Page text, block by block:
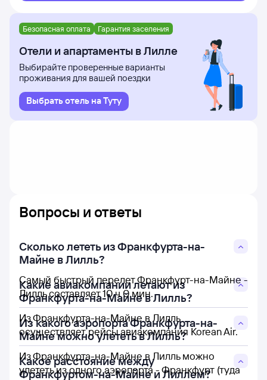
к поиску авиабилетов.
В таблице есть следующая информация: время вылета
из Франкфурта-на-Майне и прилёта в Лилль, время
в пути, номера рейсов и дни недели, в которые
авиакомпания Korean Air осуществляет полёты.
Безопасная оплата Гарантия заселения
Отели и апартаменты в Лилле
Выбирайте проверенные варианты
проживания для вашей поездки
Выбрать отель на Туту
Вопросы и ответы
Сколько лететь из Франкфурта-на-
Майне в Лилль?
Самый быстрый перелет Франкфурт-на-Майне -
Лилль составляет 10 ч 0 мин.
Какие авиакомпании летают из
Франкфурта-на-Майне в Лилль?
Из Франкфурта-на-Майне в Лилль
осуществляет рейсы авиакомпания Korean Air.
Из какого аэропорта Франкфурта-на-
Майне можно улететь в Лилль?
Из Франкфурта-на-Майне в Лилль можно
улететь из одного аэропорта - Франкфурт (туда
Какое расстояние между
Франкфуртом-на-Майне и Лиллем?